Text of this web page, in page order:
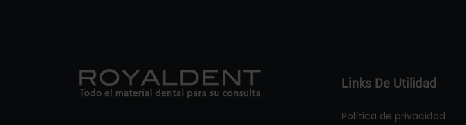
Links De Utilidad
Política de privacidad